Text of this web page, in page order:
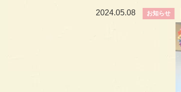
2024.05.08 お知らせ